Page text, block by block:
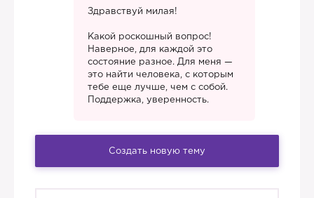
Здравствуй милая!
Какой роскошный вопрос!
Наверное, для каждой это
состояние разное. Для меня —
это найти человека, с которым
тебе еще лучше, чем с собой.
Поддержка, уверенность.
Создать новую тему